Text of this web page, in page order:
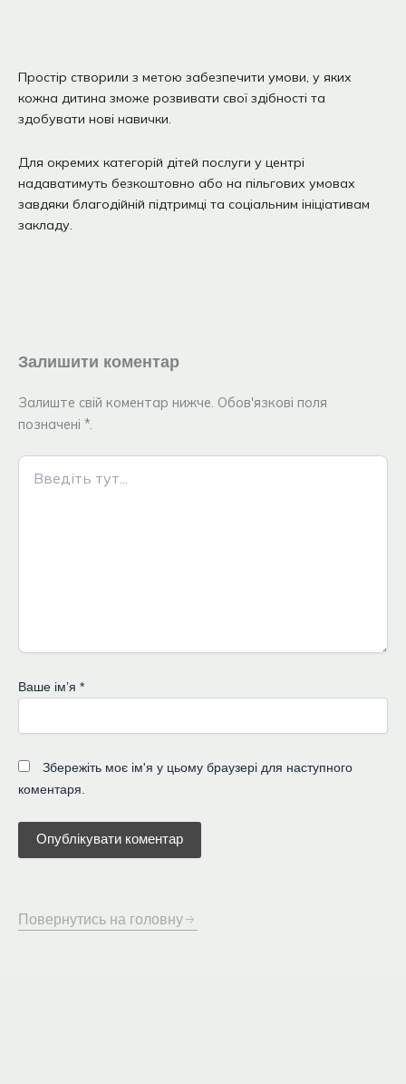
Простір створили з метою забезпечити умови, у яких
кожна дитина зможе розвивати свої здібності та
здобувати нові навички.
Для окремих категорій дітей послуги у центрі
надаватимуть безкоштовно або на пільгових умовах
завдяки благодійній підтримці та соціальним ініціативам
закладу.
Залишити коментар
Залиште свій коментар нижче. Обов'язкові поля
позначені *.
Введіть
тут...
Ваше імʼя *
Збережіть моє ім'я у цьому браузері для наступного
коментаря.
Повернутись на головну